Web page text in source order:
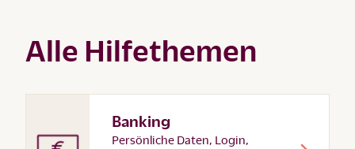
Alle Hilfethemen
Banking
Persönliche Daten, Login,